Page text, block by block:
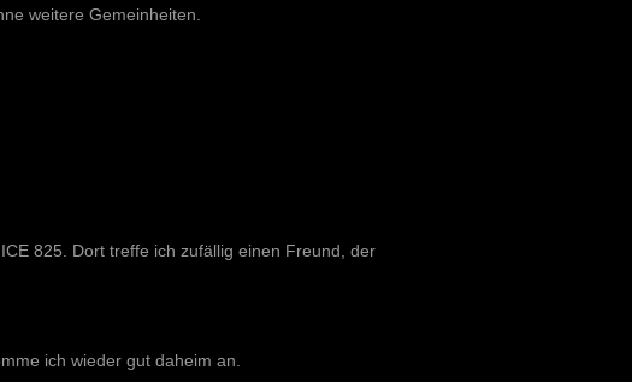
weitere Gemeinheiten.
825. Dort treffe ich zufällig einen Freund, der
ich wieder gut daheim an.